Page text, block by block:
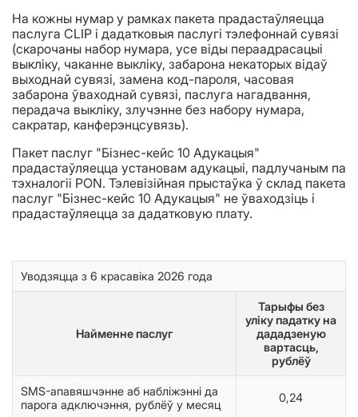
На кожны нумар у рамках пакета прадастаўляецца
паслуга CLIP і дадатковыя паслугі тэлефоннай сувязі
(скарочаны набор нумара, усе віды пераадрасацыі
выкліку, чаканне выкліку, забарона некаторых відаў
выходнай сувязі, замена код-пароля, часовая
забарона ўваходнай сувязі, паслуга нагадвання,
перадача выкліку, злучэнне без набору нумара,
сакратар, канферэнцсувязь).
Пакет паслуг "Бізнес-кейс 10 Адукацыя"
прадастаўляецца установам адукацыі, падлучаным па
тэхналогіі PON. Тэлевізійная прыстаўка ў склад пакета
паслуг "Бізнес-кейс 10 Адукацыя" не ўваходзіць і
прадастаўляецца за дадатковую плату.
Уводзяцца з 6 красавiка 2026 года
Найменне паслуг
Тарыфы без
уліку падатку на
дададзеную
вартасць,
рублёў
SMS-апавяшчэнне аб набліжэнні да
парога адключэння, рублёў у месяц
0,24